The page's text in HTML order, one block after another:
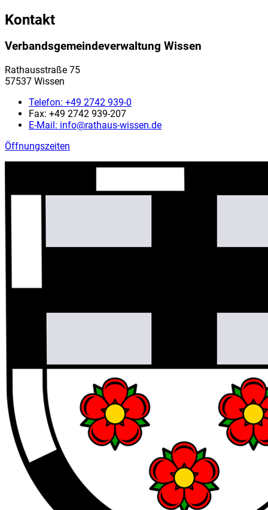
Kontakt
Verbandsgemeindeverwaltung Wissen
Rathausstraße 75
57537 Wissen
Telefon: +49 2742 939-0
Fax: +49 2742 939-207
E-Mail: info@rathaus-wissen.de
Öffnungszeiten